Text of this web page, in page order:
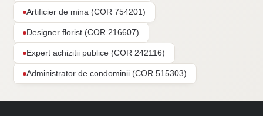
Artificier de mina (COR 754201)
Designer florist (COR 216607)
Expert achizitii publice (COR 242116)
Administrator de condominii (COR 515303)